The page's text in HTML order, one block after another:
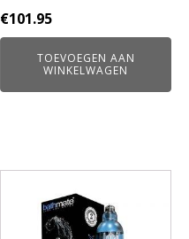
€101.95
TOEVOEGEN AAN
WINKELWAGEN